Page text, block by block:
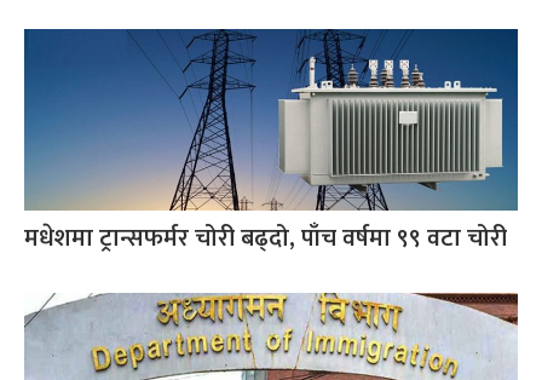
मधेशमा ट्रान्सफर्मर चोरी बढ्दो, पाँच वर्षमा ९९ वटा चोरी